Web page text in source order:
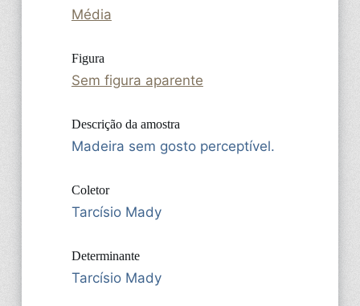
Média
Figura
Sem figura aparente
Descrição da amostra
Madeira sem gosto perceptível.
Coletor
Tarcísio Mady
Determinante
Tarcísio Mady